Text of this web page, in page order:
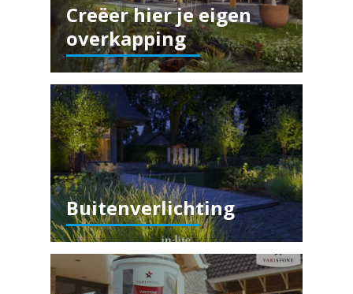
Creëer hier je eigen
overkapping
Buitenverlichting